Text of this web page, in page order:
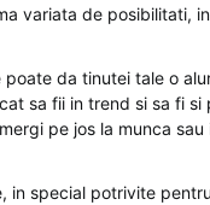
variata de posibilitati,
da tinutei tale o
sa fii in trend si sa fi
pe jos la munca sau
in special potrivite